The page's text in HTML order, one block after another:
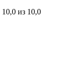
10,0 из 10,0